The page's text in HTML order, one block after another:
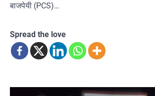
बाजपेयी (PCS)…
Spread the love